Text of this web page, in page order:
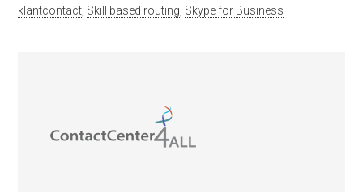
klantcontact Skill based routing Skype for Business